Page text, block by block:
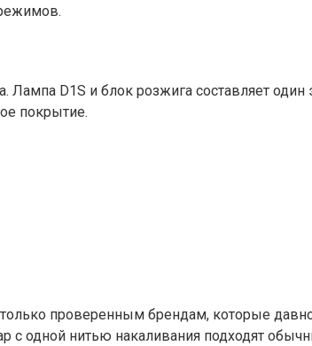
D1S и блок розжига составляет
покрытие.
проверенным брендам, которые
с одной нитью накаливания подходят